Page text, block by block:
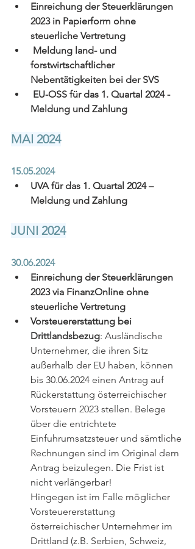
Einreichung der Steuerklärungen
2023 in Papierform ohne
steuerliche Vertretung
Meldung land- und
forstwirtschaftlicher
Nebentätigkeiten bei der SVS
EU-OSS für das 1. Quartal 2024 -
Meldung und Zahlung
MAI 2024
15.05.2024
UVA für das 1. Quartal 2024 –
Meldung und Zahlung
JUNI 2024
30.06.2024
Einreichung der Steuerklärungen
2023 via FinanzOnline ohne
steuerliche Vertretung
Vorsteuererstattung bei
Drittlandsbezug: Ausländische
Unternehmer, die ihren Sitz
außerhalb der EU haben, können
bis 30.06.2024 einen Antrag auf
Rückerstattung österreichischer
Vorsteuern 2023 stellen. Belege
über die entrichtete
Einfuhrumsatzsteuer und sämtliche
Rechnungen sind im Original dem
Antrag beizulegen. Die Frist ist
nicht verlängerbar!
Hingegen ist im Falle möglicher
Vorsteuererstattung
österreichischer Unternehmer im
Drittland (z.B. Serbien, Schweiz,